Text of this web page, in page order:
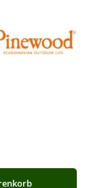
benutze die